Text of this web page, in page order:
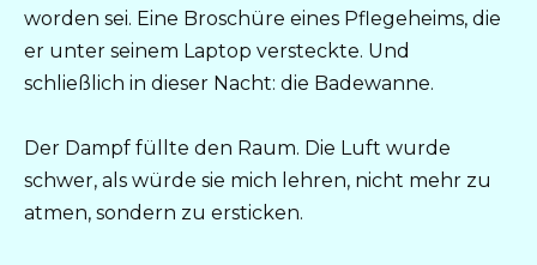
worden sei. Eine Broschüre eines Pflegeheims, die
er unter seinem Laptop versteckte. Und
schließlich in dieser Nacht: die Badewanne.
Der Dampf füllte den Raum. Die Luft wurde
schwer, als würde sie mich lehren, nicht mehr zu
atmen, sondern zu ersticken.